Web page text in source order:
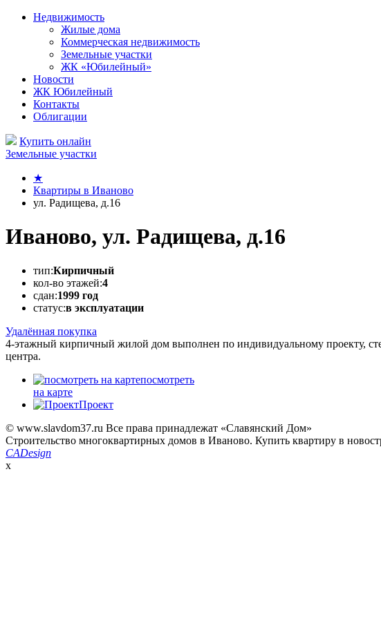
Недвижимость
Жилые дома
Коммерческая недвижимость
Земельные участки
ЖК «Юбилейный»
Новости
ЖК Юбилейный
Контакты
Облигации
Купить онлайн
Земельные участки
★
Квартиры в Иваново
ул. Радищева, д.16
Иваново, ул. Радищева, д.16
тип:Кирпичный
кол-во этажей:4
сдан:1999 год
статус:в эксплуатации
Удалённая покупка
4-этажный кирпичный жилой дом выполнен по индивидуальному проекту,
центра.
посмотреть
на карте
Проект
© www.slavdom37.ru Все права принадлежат «Славянский Дом»
Строительство многоквартирных домов в Иваново. Купить квартиру в
CADesign
x